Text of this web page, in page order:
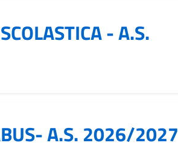
- A.S.
A.S. 2026/2027